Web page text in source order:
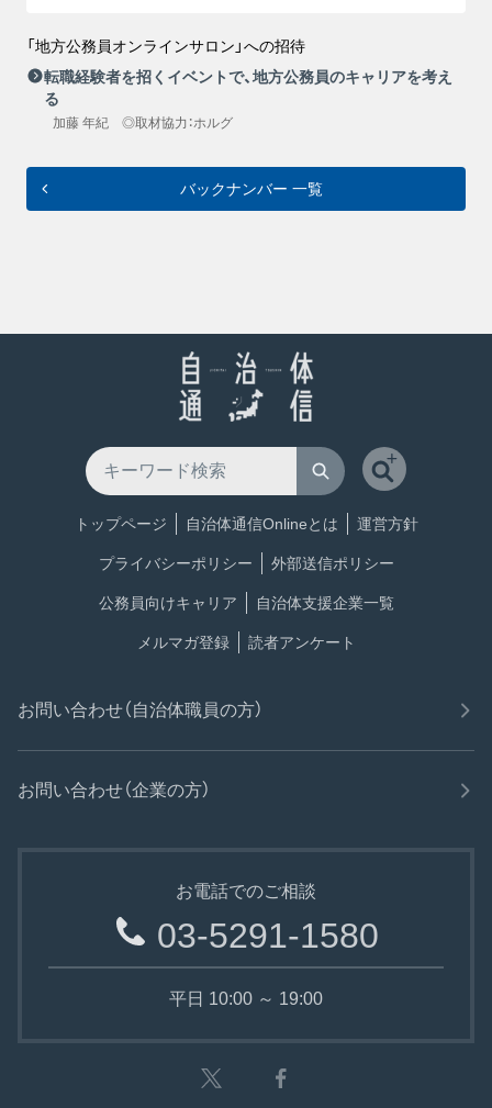
「地方公務員オンラインサロン」への招待
転職経験者を招くイベントで、地方公務員のキャリアを考え
る
加藤 年紀 ◎取材協力：ホルグ
バックナンバー 一覧
トップページ 自治体通信Onlineとは 運営方針
プライバシーポリシー 外部送信ポリシー
公務員向けキャリア 自治体支援企業一覧
メルマガ登録 読者アンケート
お問い合わせ（自治体職員の方）
お問い合わせ（企業の方）
お電話でのご相談
03-5291-1580
平日 10:00 ～ 19:00